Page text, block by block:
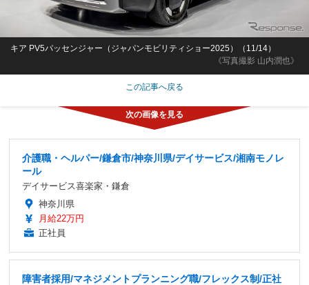
《写真撮影 山内潤也》
キア PV5パッセンジャー（ジャパンモビリティショー2025）（11/14）
この記事へ戻る
介護職・ヘルパー/鎌倉市/神奈川県/デイサービス/湘南モノレ
ール
デイサービス喜楽家・鎌倉
神奈川県
月給22万円
正社員
障害者採用/マネジメントプランニング職/フレックス制/正社